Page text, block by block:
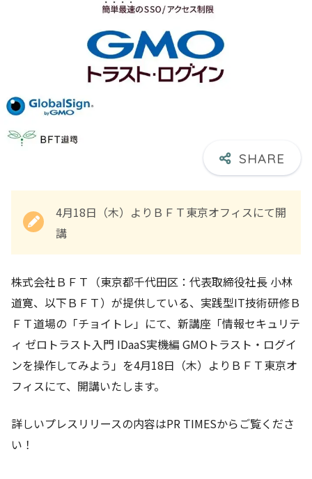
4月18日（木）よりＢＦＴ東京オフィスにて開
講
株式会社ＢＦＴ（東京都千代田区：代表取締役社長 小林
道寛、以下ＢＦＴ）が提供している、実践型IT技術研修Ｂ
ＦＴ道場の「チョイトレ」にて、新講座「情報セキュリテ
ィ ゼロトラスト入門 IDaaS実機編 GMOトラスト・ログイ
ンを操作してみよう」を4月18日（木）よりＢＦＴ東京オ
フィスにて、開講いたします。
詳しいプレスリリースの内容はPR TIMESからご覧くださ
い！